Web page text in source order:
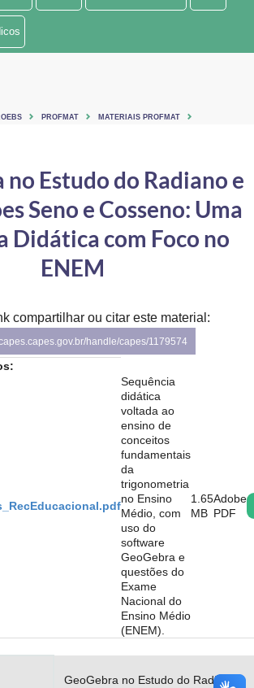
e dos Direitos Humanos
PROFMAT MATERIAIS PROFMAT
no Estudo do Radiano e
Seno e Cosseno: Uma
Didática com Foco no
ENEM
compartilhar ou citar este material:
handle/capes/1179574
Sequência
didática
voltada ao
ensino de
conceitos
fundamentais
da
trigonometria
no Ensino
Médio, com
uso do
software
GeoGebra e
questões do
Exame
Nacional do
Ensino Médio
(ENEM).
1.65
MB
Adobe
PDF
GeoGebra no Estudo do Radiano